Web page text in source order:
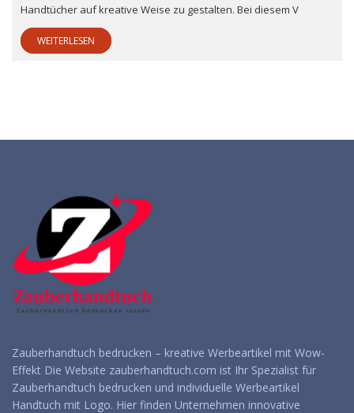
Handtücher auf kreative Weise zu gestalten. Bei diesem V
WEITERLESEN
Zauberhandtuch bedrucken – kreative Werbeartikel mit Wow-
Effekt Die Website zauberhandtuch.com ist Ihr Spezialist für
Zauberhandtuch bedrucken und individuelle Werbeartikel
Handtuch mit Logo. Hier finden Unternehmen innovative